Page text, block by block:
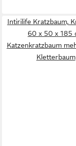
Intirilife Kratzbaum,
60 x 50 x 185
Katzenkratzbaum
Kletterbaum